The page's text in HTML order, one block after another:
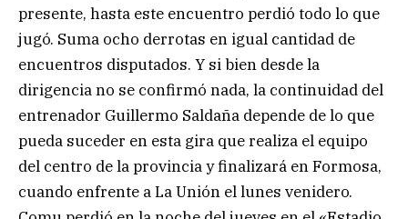
presente, hasta este encuentro perdió todo lo que
jugó. Suma ocho derrotas en igual cantidad de
encuentros disputados. Y si bien desde la
dirigencia no se confirmó nada, la continuidad del
entrenador Guillermo Saldaña depende de lo que
pueda suceder en esta gira que realiza el equipo
del centro de la provincia y finalizará en Formosa,
cuando enfrente a La Unión el lunes venidero.